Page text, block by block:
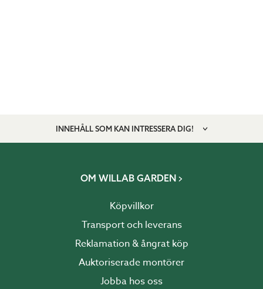
INNEHÅLL SOM KAN INTRESSERA DIG!
OM WILLAB GARDEN
Köpvillkor
Transport och leverans
Reklamation & ångrat köp
Auktoriserade montörer
Jobba hos oss